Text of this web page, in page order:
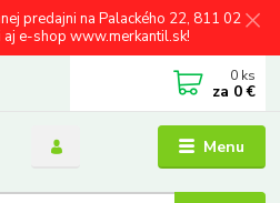
predajni na Palackého 22, 811 02
e-shop www.merkantil.sk!
Menu
0 ks
za 0 €